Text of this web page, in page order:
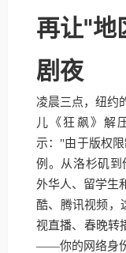
再让"地
剧夜
凌晨三点，纽约
儿《狂飙》解
示："由于版权
例。从洛杉矶到
外华人、留学生
酷、腾讯视频，
视直播、春晚转
——你的网络身